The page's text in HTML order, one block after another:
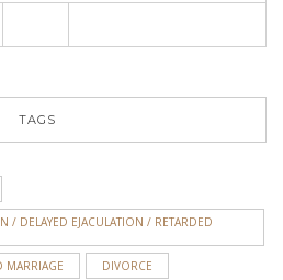
TAGS
/ DELAYED EJACULATION / RETARDED
MARRIAGE DIVORCE